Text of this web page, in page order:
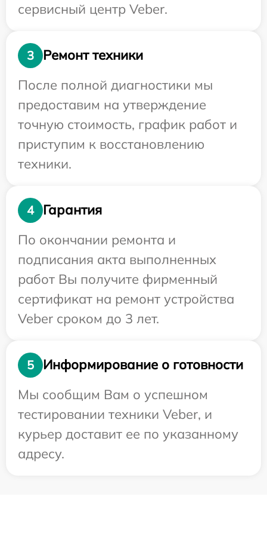
сервисный центр Veber.
3
Ремонт техники
После полной диагностики мы
предоставим на утверждение
точную стоимость, график работ и
приступим к восстановлению
техники.
4
Гарантия
По окончании ремонта и
подписания акта выполненных
работ Вы получите фирменный
сертификат на ремонт устройства
Veber сроком до 3 лет.
5
Информирование о готовности
Мы сообщим Вам о успешном
тестировании техники Veber, и
курьер доставит ее по указанному
адресу.